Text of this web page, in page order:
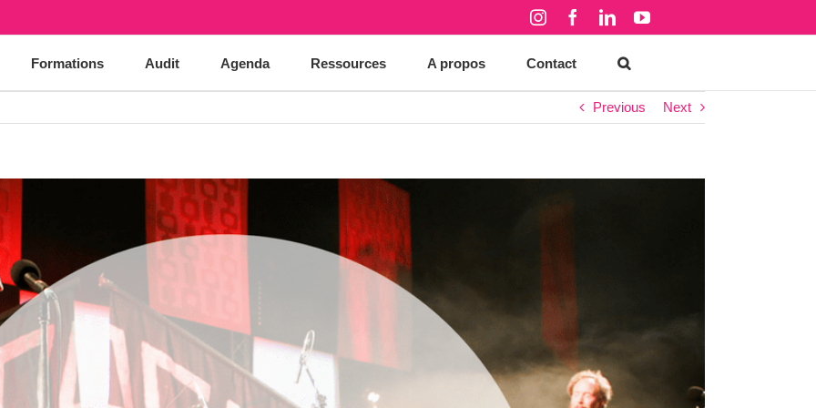
InstagramFacebook
LinkedInYouTube
Formations Audit Agenda Ressources A propos Contact
Previous Next